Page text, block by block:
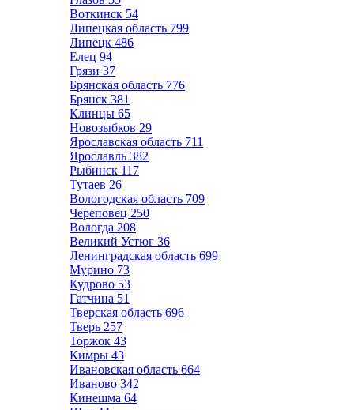
Воткинск 54
Липецкая область 799
Липецк 486
Елец 94
Грязи 37
Брянская область 776
Брянск 381
Клинцы 65
Новозыбков 29
Ярославская область 711
Ярославль 382
Рыбинск 117
Тутаев 26
Вологодская область 709
Череповец 250
Вологда 208
Великий Устюг 36
Ленинградская область 699
Мурино 73
Кудрово 53
Гатчина 51
Тверская область 696
Тверь 257
Торжок 43
Кимры 43
Ивановская область 664
Иваново 342
Кинешма 64